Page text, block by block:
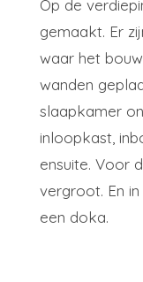
Op de
gemaakt. Er
waar het
wanden
slaapkamer
inloopkast,
ensuite. Voor
vergroot. En
een doka.